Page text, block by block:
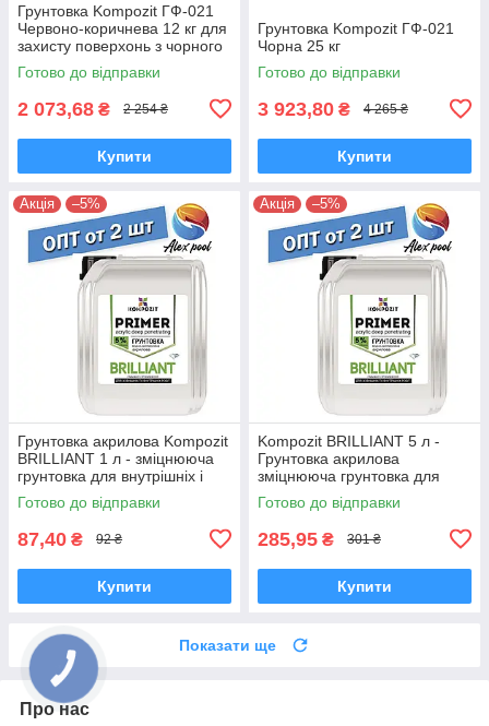
Грунтовка Kompozit ГФ-021
Червоно-коричнева 12 кг для
захисту поверхонь з чорного
металу
Готово до відправки
2 073,68 ₴ 2 254 ₴
Купити
Грунтовка Kompozit ГФ-021
Чорна 25 кг
Готово до відправки
3 923,80 ₴ 4 265 ₴
Купити
Акція –5%
Грунтовка акрилова Kompozit
BRILLIANT 1 л - зміцнююча
грунтовка для внутрішніх і
зовнішніх робіт
Готово до відправки
87,40 ₴ 92 ₴
Купити
Акція –5%
Kompozit BRILLIANT 5 л -
Грунтовка акрилова
зміцнююча грунтовка для
внутрішніх і зовнішніх робіт
Готово до відправки
285,95 ₴ 301 ₴
Купити
Показати ще
Про нас